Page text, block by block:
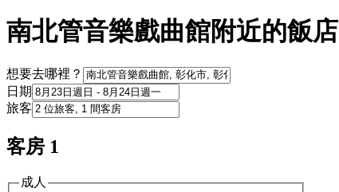
南北管音樂戲曲館附近的飯店
想要去哪裡？
日期
旅客
客房 1
成人